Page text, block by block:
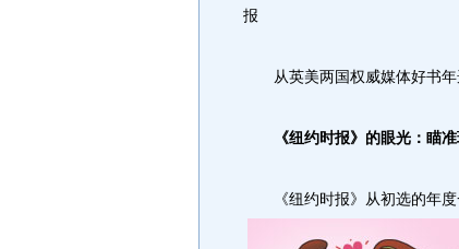
报
从英美两国权威媒体好书年
《纽约时报》的眼光：瞄
《纽约时报》从初选的年度